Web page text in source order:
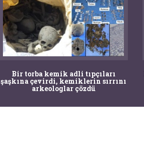
Bir torba kemik adli tıpçıları
şaşkına çevirdi, kemiklerin sırrını
arkeologlar çözdü